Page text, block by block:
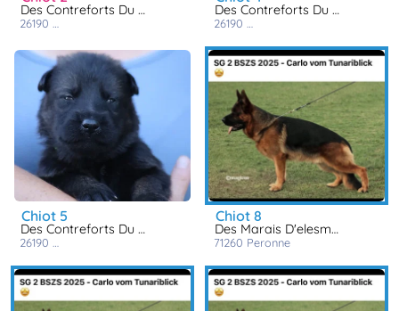
Des Contreforts Du Vercors
26190
Des Contreforts Du Vercors
26190
chiot 5
Des Contreforts Du Vercors
26190
chiot 8
Des Marais D'elesmes
71260 peronne